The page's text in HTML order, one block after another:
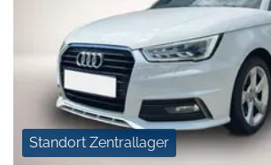
Standort Zentrallager